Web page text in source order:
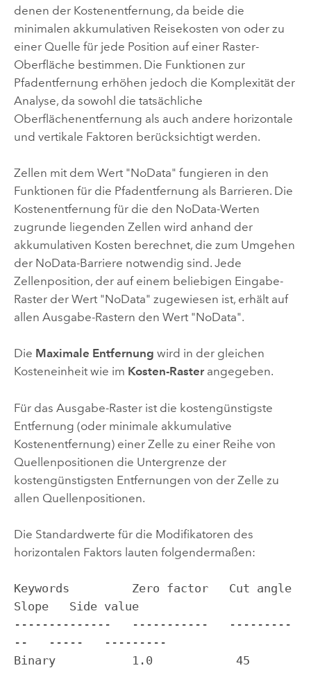
denen der Kostenentfernung, da beide die
minimalen akkumulativen Reisekosten von oder zu
einer Quelle für jede Position auf einer Raster-
Oberfläche bestimmen. Die Funktionen zur
Pfadentfernung erhöhen jedoch die Komplexität der
Analyse, da sowohl die tatsächliche
Oberflächenentfernung als auch andere horizontale
und vertikale Faktoren berücksichtigt werden.
Zellen mit dem Wert "NoData" fungieren in den
Funktionen für die Pfadentfernung als Barrieren. Die
Kostenentfernung für die den NoData-Werten
zugrunde liegenden Zellen wird anhand der
akkumulativen Kosten berechnet, die zum Umgehen
der NoData-Barriere notwendig sind. Jede
Zellenposition, der auf einem beliebigen Eingabe-
Raster der Wert "NoData" zugewiesen ist, erhält auf
allen Ausgabe-Rastern den Wert "NoData".
Die Maximale Entfernung wird in der gleichen
Kosteneinheit wie im Kosten-Rasterangegeben.
Für das Ausgabe-Raster ist die kostengünstigste
Entfernung (oder minimale akkumulative
Kostenentfernung) einer Zelle zu einer Reihe von
Quellenpositionen die Untergrenze der
kostengünstigsten Entfernungen von der Zelle zu
allen Quellenpositionen.
Die Standardwerte für die Modifikatoren des
horizontalen Faktors lauten folgendermaßen:
Keywords         Zero factor   Cut angle
Slope   Side value
--------------   -----------   ---------
--   -----   ---------
Binary           1.0            45